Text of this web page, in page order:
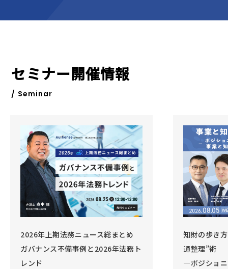
セミナー開催情報
/ Seminar
知財の歩き方 Vol.6 事業と知財の“交
通整理”術
―ポジショニング戦略を強化する、
法務DX・体
1時間でわか
ス」